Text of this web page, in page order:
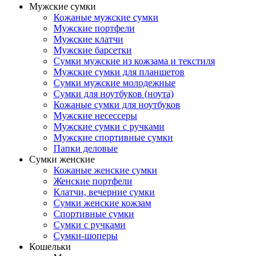
Мужские сумки
Кожаные мужские сумки
Мужские портфели
Мужские клатчи
Мужские барсетки
Сумки мужские из кожзама и текстиля
Мужские сумки для планшетов
Сумки мужские молодежные
Сумки для ноутбуков (ноута)
Кожаные сумки для ноутбуков
Мужские несессеры
Мужские сумки с ручками
Мужские спортивные сумки
Папки деловые
Сумки женские
Кожаные женские сумки
Женские портфели
Клатчи, вечерние сумки
Сумки женские кожзам
Спортивные сумки
Сумки с ручками
Сумки-шоперы
Кошельки